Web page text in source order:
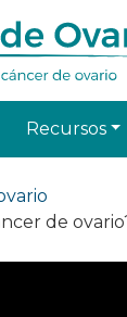
Recursos
de